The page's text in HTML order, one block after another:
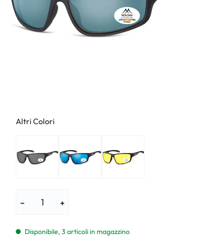
Altri Colori
− +
Disponibile, 3 articoli in magazzino